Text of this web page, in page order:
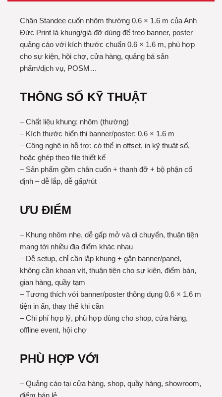
Chân Standee cuốn nhôm thường 0.6 × 1.6 m của Anh
Đức Print là khung/giá đỡ dùng để treo banner, poster
quảng cáo với kích thước chuẩn 0.6 × 1.6 m, phù hợp
cho sự kiện, hội chợ, cửa hàng, quảng bá sản
phẩm/dịch vụ, POSM…
THÔNG SỐ KỸ THUẬT
– Chất liệu khung: nhôm (thường)
– Kích thước hiển thị banner/poster: 0.6 × 1.6 m
– Công nghệ in hỗ trợ: có thể in offset, in kỹ thuật số,
hoặc ghép theo file thiết kế
– Sản phẩm gồm chân cuốn + thanh đỡ + bộ phận cố
định – dễ lắp, dễ gấp/rút
ƯU ĐIỂM
– Khung nhôm nhẹ, dễ gấp mở và di chuyển, thuận tiện
mang tới nhiều địa điểm khác nhau
– Dễ setup, chỉ cần lắp khung + gắn banner/panel,
không cần khoan vít, thuận tiện cho sự kiện, điểm bán,
gian hàng, quầy tạm
– Tương thích với banner/poster thông dụng 0.6 × 1.6 m
tiện in ấn, thay thế khi cần
– Chi phí hợp lý, phù hợp dùng cho shop, cửa hàng,
offline event, hội chợ
PHÙ HỢP VỚI
– Quảng cáo tại cửa hàng, shop, quầy hàng, showroom,
điểm bán lẻ